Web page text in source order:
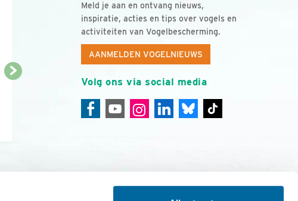
Meld je aan en ontvang nieuws,
inspiratie, acties en tips over vogels en
activiteiten van Vogelbescherming.
AANMELDEN VOGELNIEUWS
Volg ons via social media